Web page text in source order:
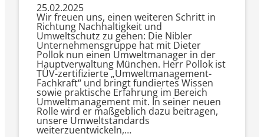
25.02.2025
Wir freuen uns, einen weiteren Schritt in
Richtung Nachhaltigkeit und
Umweltschutz zu gehen: Die Nibler
Unternehmensgruppe hat mit Dieter
Pollok nun einen Umweltmanager in der
Hauptverwaltung München. Herr Pollok ist
TÜV-zertifizierte „Umweltmanagement-
Fachkraft“ und bringt fundiertes Wissen
sowie praktische Erfahrung im Bereich
Umweltmanagement mit. In seiner neuen
Rolle wird er maßgeblich dazu beitragen,
unsere Umweltstandards
weiterzuentwickeln,…